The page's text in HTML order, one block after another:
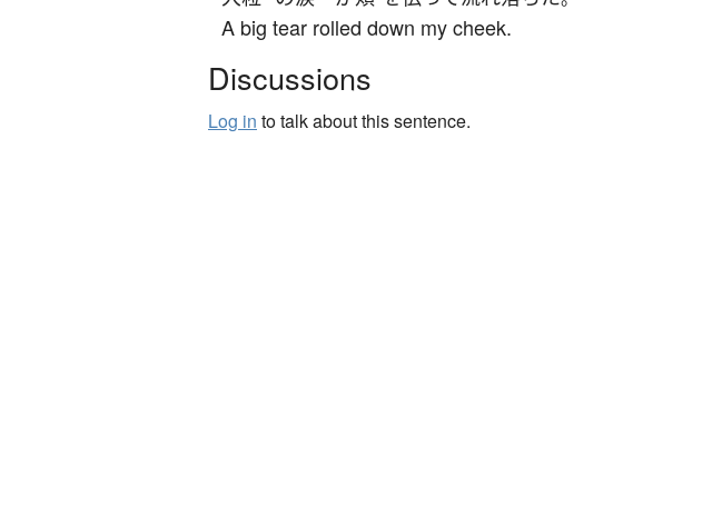
A big tear rolled down my cheek.
Discussions
Log in to talk about this sentence.